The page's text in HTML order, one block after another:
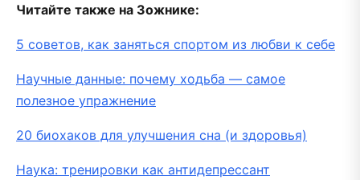
Читайте также на Зожнике:
5 советов, как заняться спортом из любви к себе
Научные данные: почему ходьба — самое
полезное упражнение
20 биохаков для улучшения сна (и здоровья)
Наука: тренировки как антидепрессант